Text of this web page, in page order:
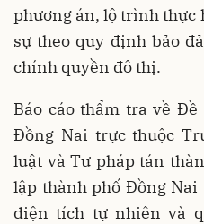
phương án, lộ trình thực
sự theo quy định bảo
chính quyền đô thị.
Báo cáo thẩm tra về
Đồng Nai trực thuộc
luật và Tư pháp tán
lập thành phố Đồng
diện tích tự nhiên và